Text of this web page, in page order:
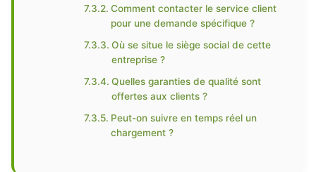
Comment contacter le service client
pour une demande spécifique ?
Où se situe le siège social de cette
entreprise ?
Quelles garanties de qualité sont
offertes aux clients ?
Peut-on suivre en temps réel un
chargement ?